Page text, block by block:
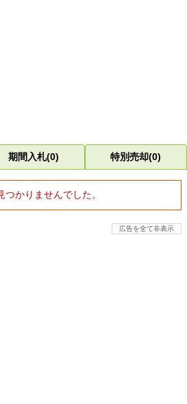
期間入札(0) 特別売却(0)
かりませんでした。
広告を全て非表示